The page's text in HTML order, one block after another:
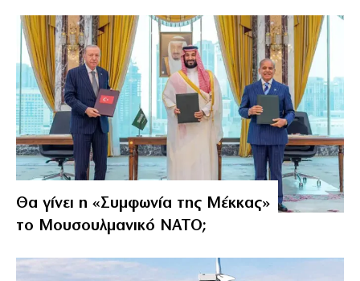
Θα γίνει η «Συμφωνία της Μέκκας»
το Μουσουλμανικό ΝΑΤΟ;